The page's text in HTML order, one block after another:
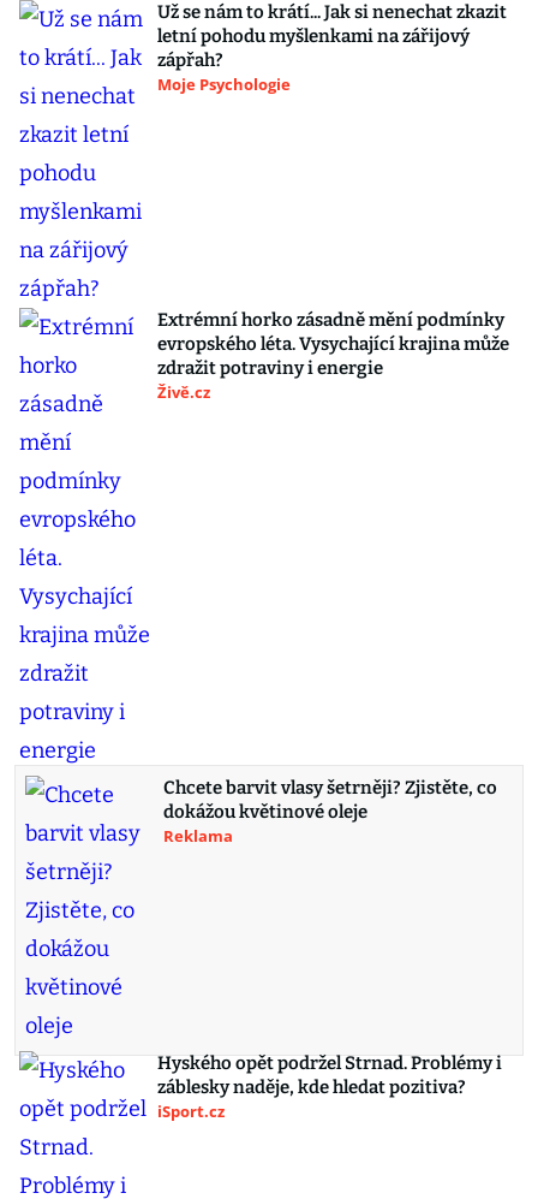
Už se nám to krátí... Jak si nenechat zkazit
letní pohodu myšlenkami na zářijový
zápřah?
Moje Psychologie
Extrémní horko zásadně mění podmínky
evropského léta. Vysychající krajina může
zdražit potraviny i energie
Živě.cz
Chcete barvit vlasy šetrněji? Zjistěte, co
dokážou květinové oleje
Reklama
Hyského opět podržel Strnad. Problémy i
záblesky naděje, kde hledat pozitiva?
iSport.cz